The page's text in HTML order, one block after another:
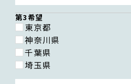
第3希望
東京都
神奈川県
千葉県
埼玉県